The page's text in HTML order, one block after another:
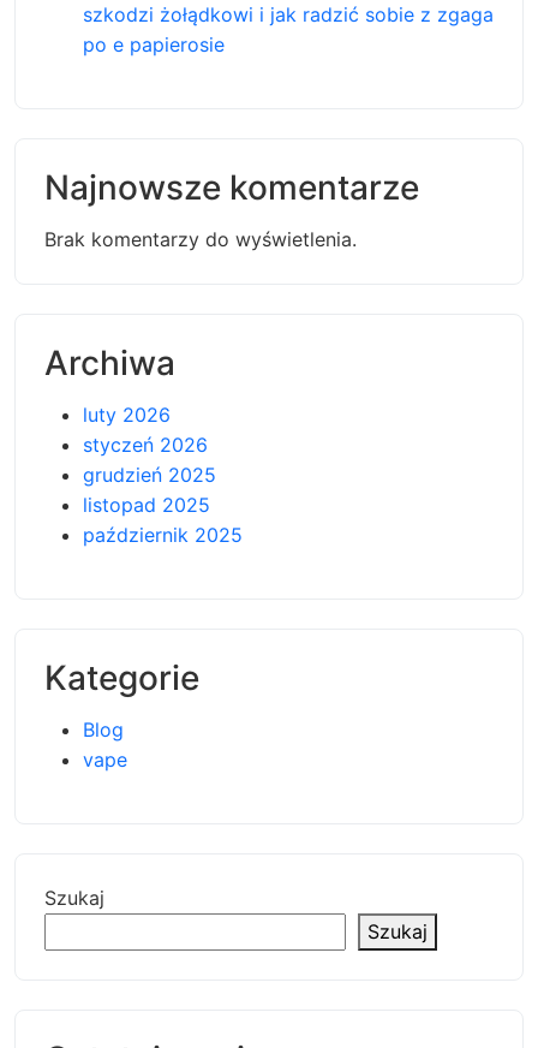
szkodzi żołądkowi i jak radzić sobie z zgaga
po e papierosie
Najnowsze komentarze
Brak komentarzy do wyświetlenia.
Archiwa
luty 2026
styczeń 2026
grudzień 2025
listopad 2025
październik 2025
Kategorie
Blog
vape
Szukaj
Szukaj